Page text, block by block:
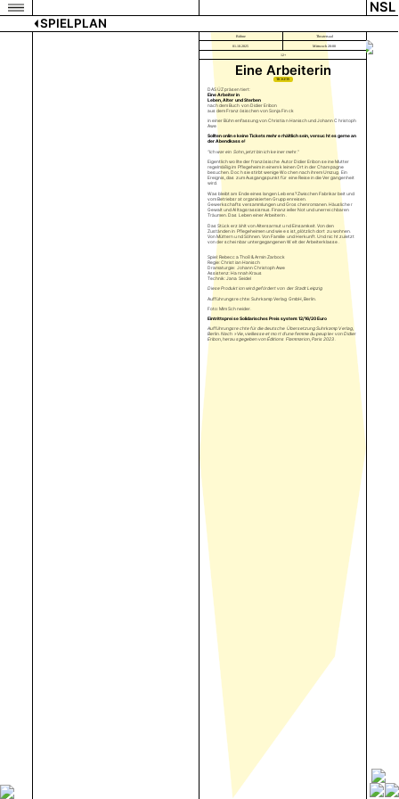
NSL
SPIELPLAN
Bühne Theatersaal
01.10.2025 Mittwoch 20:00
12+
Eine Arbeiterin
TICKETS
DAS ÜZ präsentiert:
Eine Arbeiterin
Leben, Alter und Sterben
nach dem Buch von Didier Eribon
aus dem Französischen von Sonja Finck
in einer Bühnenfassung von Christian Hanisch und Johann Christoph
Awe
Sollten online keine Tickets mehr erhältlich sein, versucht es gerne an
der Abendkasse!
“Ich war ein Sohn, jetzt bin ich keiner mehr.”
Eigentlich wollte der französische Autor Didier Eribon seine Mutter
regelmäßig im Pflegeheim in einem kleinen Ort in der Champagne
besuchen. Doch sie stirbt wenige Wochen nach ihrem Umzug. Ein
Ereignis, das zum Ausgangspunkt für eine Reise in die Vergangenheit
wird.
Was bleibt am Ende eines langen Lebens? Zwischen Fabrikarbeit und
vom Betriebsrat organisierten Gruppenreisen.
Gewerkschaftsversammlungen und Groschenromanen. Häuslicher
Gewalt und Alltagsrassismus. Finanzieller Not und unerreichbaren
Träumen. Das Leben einer Arbeiterin.
Das Stück erzählt von Altersarmut und Einsamkeit. Von den
Zuständen in Pflegeheimen und wie es ist, plötzlich dort zu wohnen.
Von Müttern und Söhnen. Von Familie und Herkunft. Und nicht zuletzt
von der scheinbar untergegangenen Welt der Arbeiterklasse.
Spiel: Rebecca Thoß & Armin Zarbock
Regie: Christian Hanisch
Dramaturgie: Johann Christoph Awe
Assistenz: Hannah Kraus
Technik: Jana Seidel
Diese Produktion wird gefördert von der Stadt Leipzig
Aufführungsrechte: Suhrkamp Verlag GmbH, Berlin.
Foto: Mim Schneider.
Eintrittspreise Solidarisches Preissystem: 12/16/20 Euro
Aufführungsrechte für die deutsche Übersetzung Suhrkamp Verlag,
Berlin. Nach »Vie, vieillesse et mort d’une femme du peuple« von Didier
Eribon, herausgegeben von Éditions Flammarion, Paris 2023.